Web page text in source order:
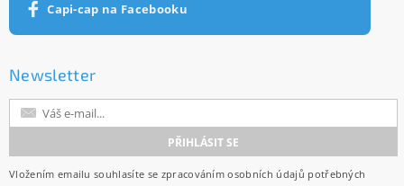
Capi-cap na Facebooku
Newsletter
Vložením emailu souhlasíte se zpracováním osobních údajů potřebných